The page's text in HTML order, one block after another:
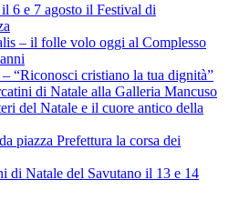
6 e 7 agosto il Festival di
– il folle volo oggi al Complesso
“Riconosci cristiano la tua dignità”
di Natale alla Galleria Mancuso
del Natale e il cuore antico della
piazza Prefettura la corsa dei
Natale del Savutano il 13 e 14